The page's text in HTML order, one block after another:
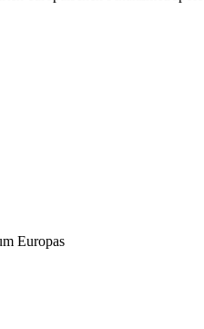
Europas